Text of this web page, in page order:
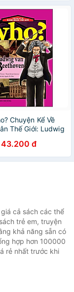
Chuyện Kể Về
Thế Giới: Ludwig
43.200 đ
cả sách các thể
trẻ em, truyện
khả năng sẵn có
hợp hơn 100000
rẻ nhất trước khi